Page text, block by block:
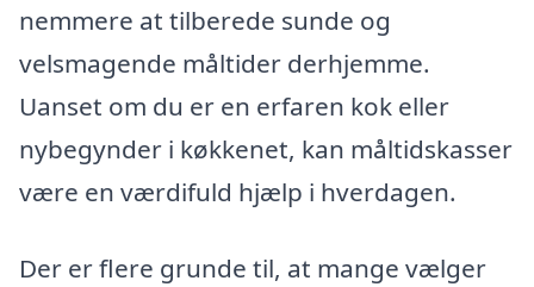
nemmere at tilberede sunde og
velsmagende måltider derhjemme.
Uanset om du er en erfaren kok eller
nybegynder i køkkenet, kan måltidskasser
være en værdifuld hjælp i hverdagen.
Der er flere grunde til, at mange vælger